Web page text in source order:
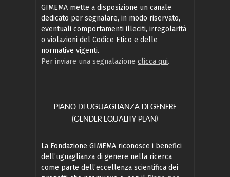
GIMEMA mette a disposizione un canale
dedicato per segnalare, in modo riservato,
eventuali comportamenti illeciti, irregolarità
o violazioni del Codice Etico e delle
normative vigenti.
Per inviare una segnalazione clicca qui.
PIANO DI UGUAGLIANZA DI GENERE
(GENDER EQUALITY PLAN)
La Fondazione GIMEMA riconosce i benefici
dell’uguaglianza di genere nella ricerca
come parte dell’eccellenza scientifica dei